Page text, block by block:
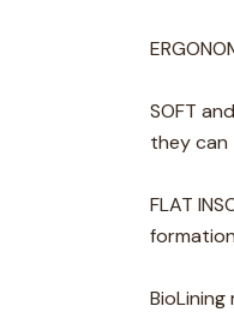
SOFT
they can
FLAT
BioLining